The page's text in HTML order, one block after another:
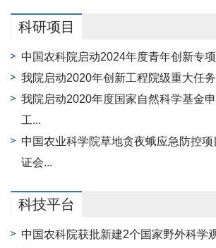
科研项目
中国农科院启动2024年度青年创新专项
我院启动2020年创新工程院级重大任务
我院启动2020年度国家自然科学基金
工...
中国农业科学院草地贪夜蛾应急防控项
证会...
科技平台
中国农科院获批新建2个国家野外科学